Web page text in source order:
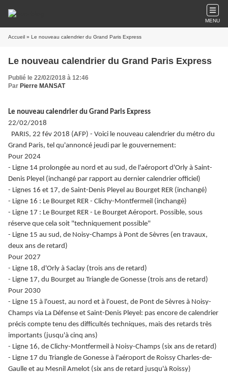
MENU
Accueil » Le nouveau calendrier du Grand Paris Express
Le nouveau calendrier du Grand Paris Express
Publié le 22/02/2018 à 12:46
Par Pierre MANSAT
Le nouveau calendrier du Grand Paris Express
22/02/2018
PARIS, 22 fév 2018 (AFP) - Voici le nouveau calendrier du métro du
Grand Paris, tel qu'annoncé jeudi par le gouvernement:
Pour 2024
- Ligne 14 prolongée au nord et au sud, de l'aéroport d'Orly à Saint-
Denis Pleyel (inchangé par rapport au dernier calendrier officiel)
- Lignes 16 et 17, de Saint-Denis Pleyel au Bourget RER (inchangé)
- Ligne 16 : Le Bourget RER - Clichy-Montfermeil (inchangé)
- Ligne 17 : Le Bourget RER - Le Bourget Aéroport. Possible, sous
réserve que cela soit "techniquement possible"
- Ligne 15 au sud, de Noisy-Champs à Pont de Sèvres (en travaux,
deux ans de retard)
Pour 2027
- Ligne 18, d'Orly à Saclay (trois ans de retard)
- Ligne 17, du Bourget au Triangle de Gonesse (trois ans de retard)
Pour 2030
- Ligne 15 à l'ouest, au nord et à l'ouest, de Pont de Sèvres à Noisy-
Champs via La Défense et Saint-Denis Pleyel: pas encore de calendrier
précis compte tenu des difficultés techniques, mais des retards très
importants (jusqu'à cinq ans)
- Ligne 16, de Clichy-Montfermeil à Noisy-Champs (six ans de retard)
- Ligne 17 du Triangle de Gonesse à l'aéroport de Roissy Charles-de-
Gaulle et au Mesnil Amelot (six ans de retard jusqu'à Roissy)